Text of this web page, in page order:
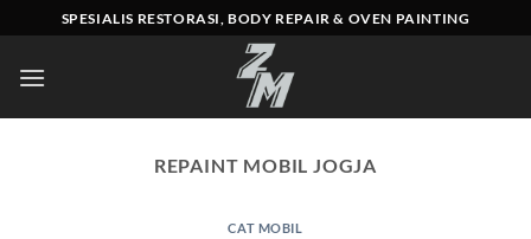
to
content
SPESIALIS RESTORASI, BODY REPAIR & OVEN PAINTING
REPAINT MOBIL JOGJA
CAT MOBIL